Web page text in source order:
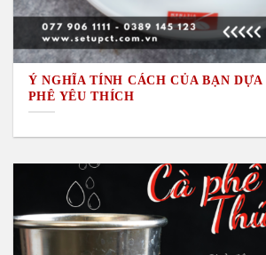
Ý NGHĨA TÍNH CÁCH CỦA BẠN
PHÊ YÊU THÍCH